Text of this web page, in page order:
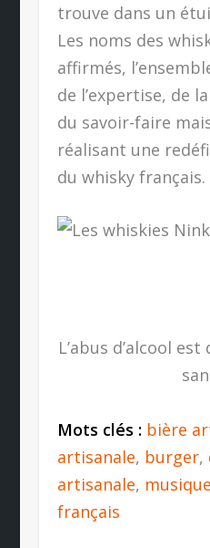
trouve dans un
Les noms des
affirmés,
de l’expertise, de
du savoir-faire
réalisant une
du whisky français.
L’abus d’alcool
Mots clés : bière
artisanale, burger,
artisanale, musique
français